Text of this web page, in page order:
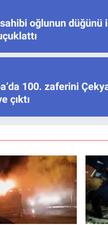
oğlunun düğünü
100. zaferini
çıktı